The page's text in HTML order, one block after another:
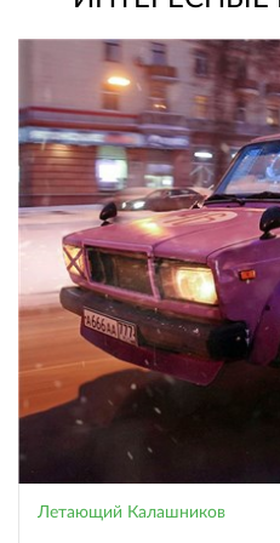
Летающий Калашников